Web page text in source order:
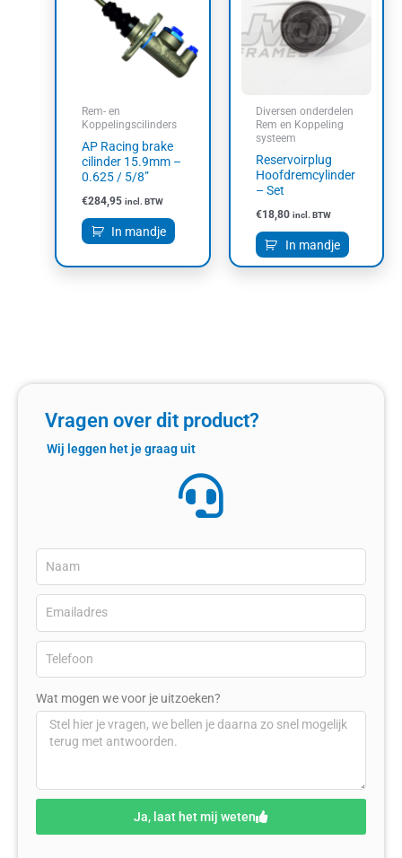
Rem- en
Koppelingscilinders
AP Racing brake
cilinder 15.9mm –
0.625 / 5/8”
€284,95 incl. BTW
In mandje
Diversen onderdelen
Rem en Koppeling
systeem
Reservoirplug
Hoofdremcylinder
– Set
€18,80 incl. BTW
In mandje
Vragen over dit product?
Wij leggen het je graag uit
Wat mogen we voor je uitzoeken?
Ja, laat het mij weten